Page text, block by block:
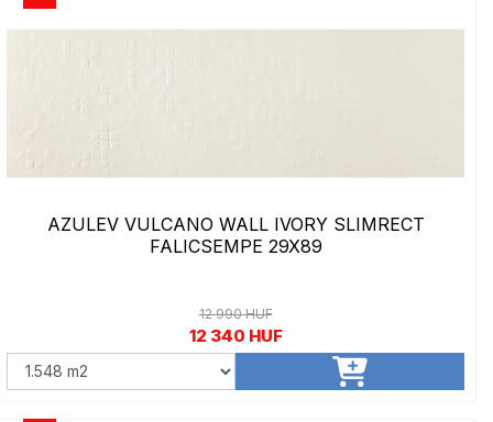
AZULEV VULCANO WALL IVORY SLIMRECT
FALICSEMPE 29X89
12 990 HUF
12 340 HUF